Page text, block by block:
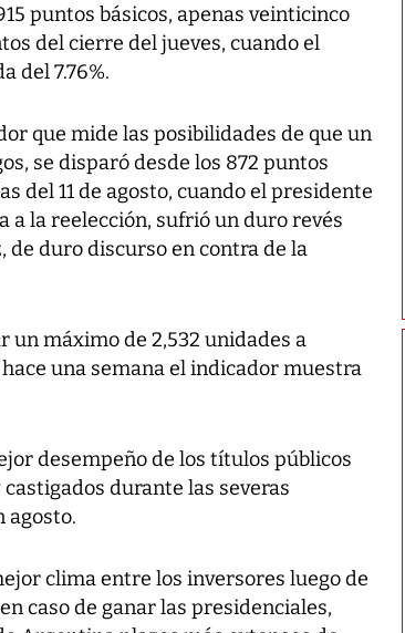
puntos básicos, apenas veinticinco
del cierre del jueves, cuando el
del 7.76%.
que mide las posibilidades de que un
se disparó desde los 872 puntos
del 11 de agosto, cuando el presidente
a la reelección, sufrió un duro revés
duro discurso en contra de la
un máximo de 2,532 unidades a
una semana el indicador muestra
desempeño de los títulos públicos
durante las severas
agosto.
clima entre los inversores luego de
caso de ganar las presidenciales,